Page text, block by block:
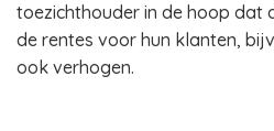
toezichthouder in de hoop dat
de rentes voor hun klanten,
ook verhogen.